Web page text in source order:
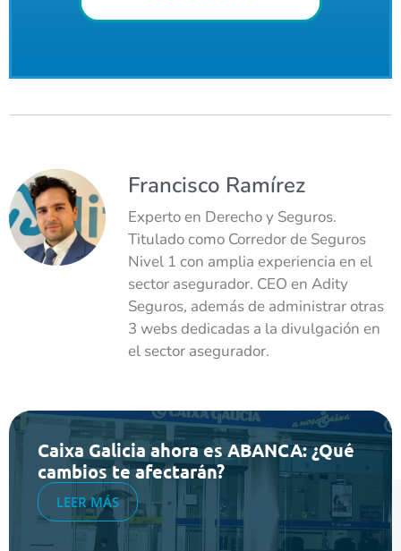
Francisco Ramírez
Experto en Derecho y Seguros.
Titulado como Corredor de Seguros
Nivel 1 con amplia experiencia en el
sector asegurador. CEO en Adity
Seguros, además de administrar otras
3 webs dedicadas a la divulgación en
el sector asegurador.
Caixa Galicia ahora es ABANCA: ¿Qué
cambios te afectarán?
LEER MÁS